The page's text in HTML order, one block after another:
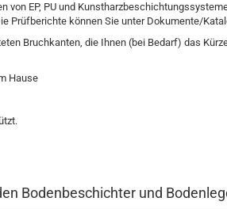
von EP, PU und
Prüfberichte können Sie unter Dokumente/
Bruchkanten, die Ihnen (bei Bedarf) das
Hause
Bodenbeschichter und